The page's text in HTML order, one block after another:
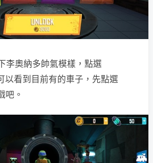
李奧納多帥氣模樣，點選
以看到目前有的車子，先點選
吧。